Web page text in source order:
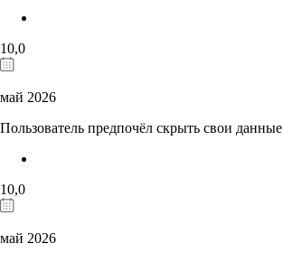
10,0
май 2026
Пользователь предпочёл скрыть свои данные
10,0
май 2026